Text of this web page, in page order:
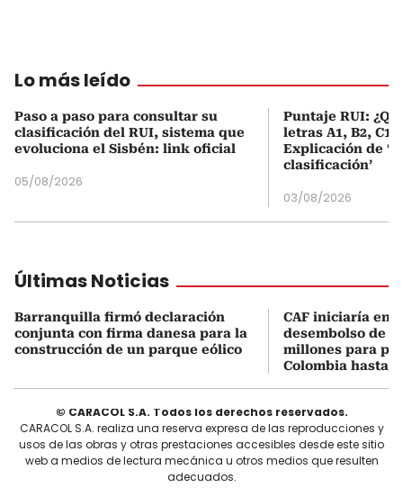
Lo más leído
Paso a paso para consultar su
clasificación del RUI, sistema que
evoluciona el Sisbén: link oficial
05/08/2026
Puntaje RUI:
letras A1, B2, C1
Explicación de
clasificación’
03/08/2026
Últimas Noticias
Barranquilla firmó declaración
conjunta con firma danesa para la
construcción de un parque eólico
CAF iniciaría en
desembolso de
millones para
Colombia hasta
© CARACOL S.A. Todos los derechos reservados.
CARACOL S.A. realiza una reserva expresa de las reproducciones y
usos de las obras y otras prestaciones accesibles desde este sitio
web a medios de lectura mecánica u otros medios que resulten
adecuados.